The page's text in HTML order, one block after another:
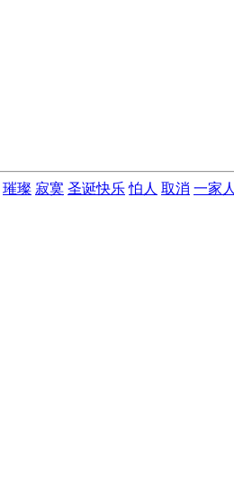
璀璨 寂寞 圣诞快乐 怕人 取消 一家人